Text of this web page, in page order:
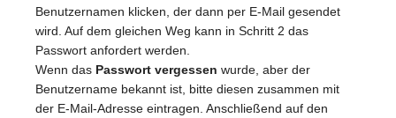
Benutzernamen klicken, der dann per E-Mail gesendet
wird. Auf dem gleichen Weg kann in Schritt 2 das
Passwort anfordert werden.
Wenn das Passwort vergessen wurde, aber der
Benutzername bekannt ist, bitte diesen zusammen mit
der E-Mail-Adresse eintragen. Anschließend auf den